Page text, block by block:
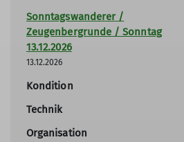
Sonntagswanderer /
Zeugenbergrunde / Sonntag
13.12.2026
13.12.2026
Kondition
Technik
Organisation